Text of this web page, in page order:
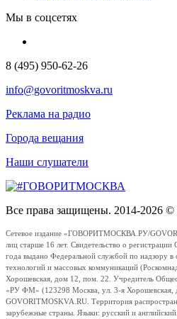
Мы в соцсетях
8 (495) 950-62-26
info@govoritmoskva.ru
Реклама на радио
Города вещания
Наши слушатели
Все права защищены. 2014-2026 ©
Сетевое издание «ГОВОРИТМОСКВА.РУ/
лиц старше 16 лет. Свидетельство о
года выдано Федеральной службой по надзору в
технологий и массовых коммуникаций
Хорошевская, дом 12, пом. 22. Учредитель
«РУ ФМ» (123298 Москва, ул. 3-я Хорошевская,
GOVORITMOSKVA.RU. Территория
зарубежные страны. Языки: русский и